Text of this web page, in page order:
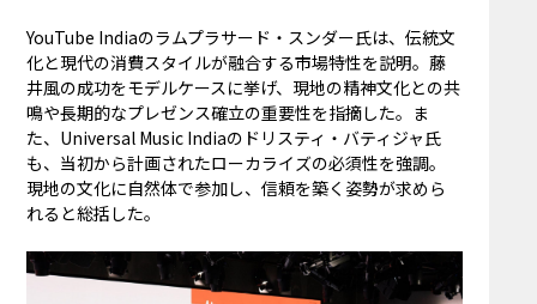
YouTube Indiaのラムプラサード・スンダー氏は、伝統文
化と現代の消費スタイルが融合する市場特性を説明。藤
井風の成功をモデルケースに挙げ、現地の精神文化との共
鳴や長期的なプレゼンス確立の重要性を指摘した。ま
た、Universal Music Indiaのドリスティ・バティジャ氏
も、当初から計画されたローカライズの必須性を強調。
現地の文化に自然体で参加し、信頼を築く姿勢が求めら
れると総括した。